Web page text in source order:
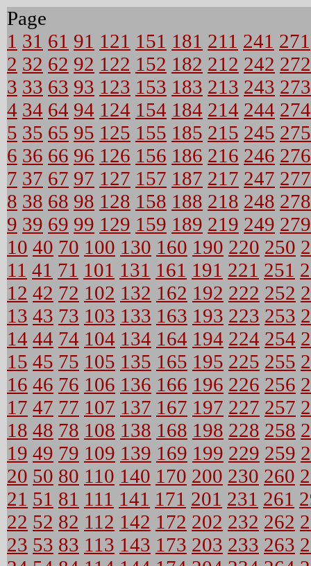
Page
1 31 61 91 121 151 181 211 241 271
2 32 62 92 122 152 182 212 242 272
3 33 63 93 123 153 183 213 243 273
4 34 64 94 124 154 184 214 244 274
5 35 65 95 125 155 185 215 245 275
6 36 66 96 126 156 186 216 246 276
7 37 67 97 127 157 187 217 247 277
8 38 68 98 128 158 188 218 248 278
9 39 69 99 129 159 189 219 249 279
10 40 70 100 130 160 190 220 250
11 41 71 101 131 161 191 221 251
12 42 72 102 132 162 192 222 252
13 43 73 103 133 163 193 223 253
14 44 74 104 134 164 194 224 254
15 45 75 105 135 165 195 225 255
16 46 76 106 136 166 196 226 256
17 47 77 107 137 167 197 227 257
18 48 78 108 138 168 198 228 258
19 49 79 109 139 169 199 229 259
20 50 80 110 140 170 200 230 260
21 51 81 111 141 171 201 231 261
22 52 82 112 142 172 202 232 262
23 53 83 113 143 173 203 233 263